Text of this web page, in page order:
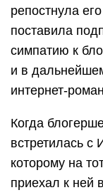
репостнула
поставила
симпатию к
и в
интернет-
Когда
встретилась с
которому на
приехал к ней